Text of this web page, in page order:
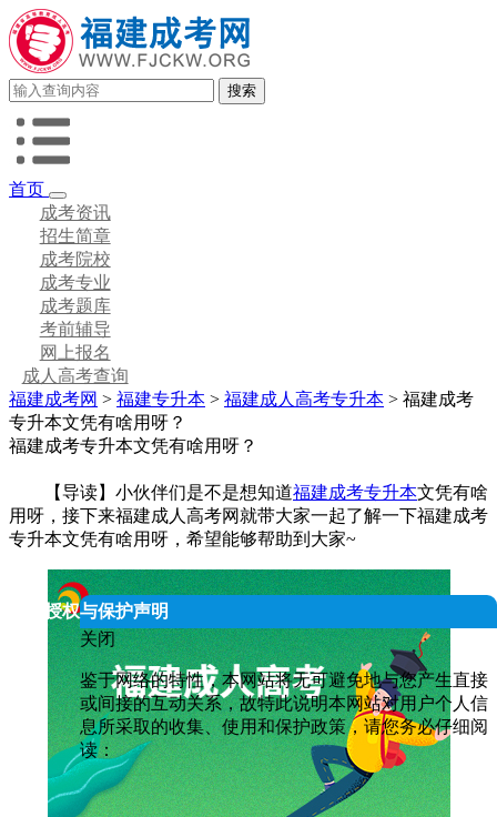
首页
成考资讯
招生简章
成考院校
成考专业
成考题库
考前辅导
网上报名
成人高考查询
福建成考网 > 福建专升本 > 福建成人高考专升本 > 福建成考
专升本文凭有啥用呀？
福建成考专升本文凭有啥用呀？
【导读】小伙伴们是不是想知道福建成考专升本文凭有啥
用呀，接下来福建成人高考网就带大家一起了解一下福建成考
专升本文凭有啥用呀，希望能够帮助到大家~
信息授权与保护声明
关闭
鉴于网络的特性，本网站将无可避免地与您产生直接
或间接的互动关系，故特此说明本网站对用户个人信
息所采取的收集、使用和保护政策，请您务必仔细阅
读：